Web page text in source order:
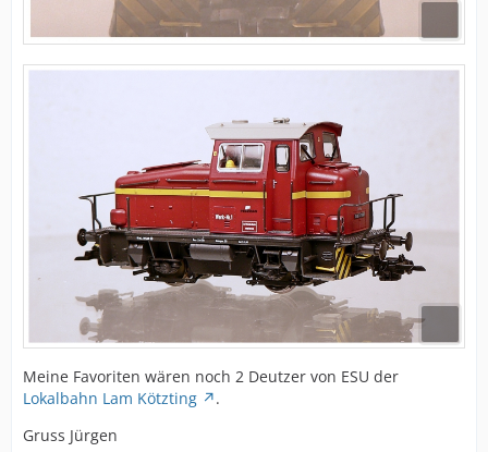
Meine Favoriten wären noch 2 Deutzer von ESU der
Lokalbahn Lam Kötzting
.
Gruss Jürgen